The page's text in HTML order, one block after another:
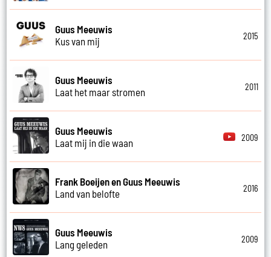
Guus Meeuwis
Kus van mij
2015
Guus Meeuwis
Laat het maar stromen
2011
Guus Meeuwis
Laat mij in die waan
2009
Frank Boeijen en Guus Meeuwis
Land van belofte
2016
Guus Meeuwis
Lang geleden
2009